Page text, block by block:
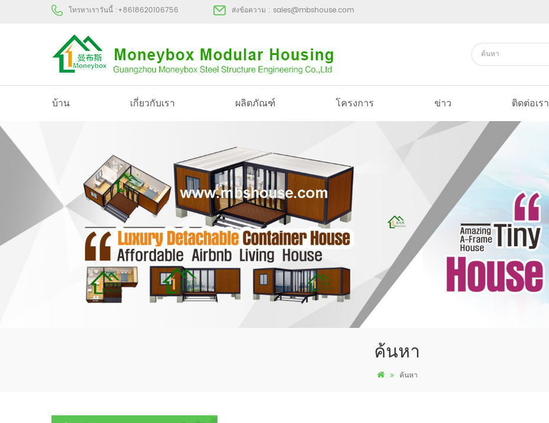
โทรหาเราวันนี้ :+8618620106756 ส่งข้อความ : sales@mbshouse.com
บ้าน เกี่ยวกับเรา ผลิตภัณฑ์ โครงการ ข่าว ติดต่อเรา
ค้นหา
ค้นหา